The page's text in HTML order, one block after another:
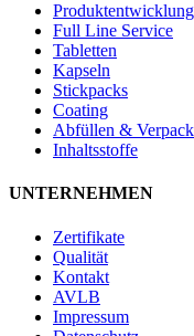
Produktentwicklung
Full Line Service
Tabletten
Kapseln
Stickpacks
Coating
Abfüllen &
Inhaltsstoffe
UNTERNEHMEN
Zertifikate
Qualität
Kontakt
AVLB
Impressum